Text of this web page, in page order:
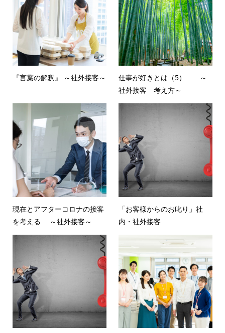
『言葉の解釈』 ～社外接客～
仕事が好きとは（5） ～
社外接客 考え方～
現在とアフターコロナの接客
を考える ～社外接客～
「お客様からのお叱り」社
内・社外接客